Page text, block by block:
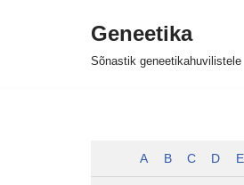
Geneetika
Sõnastik geneetikahuvilistele
A B C D E